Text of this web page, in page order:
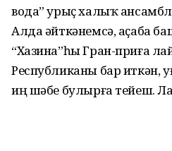
вода” урыҫ халыҡ
Алда әйт­кәнемсә, аҫаба
“Хазина”­һы Гран-приға
Республиканы бар иткән,
иң шәбе булырға тейеш.